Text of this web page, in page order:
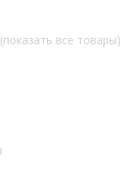
(показать все товары)